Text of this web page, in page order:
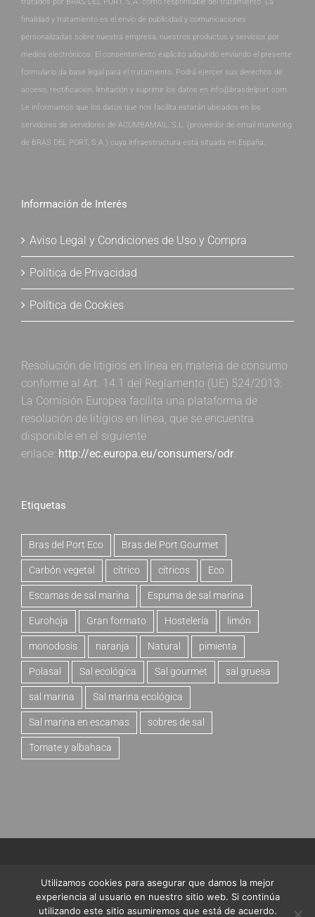
finalidad y tratamiento es el envío de publicidad y comunicaciones
personalizadas sobre nuestra empresa, nuestros productos y servicios por
medios electrónicos. El consentimiento explícito adquirido enviando el presente
formulario da base legal para el tratamiento. Podrá ejercer sus derechos de
acceso, rectificación, limitación y suprimir los datos en info@brasdelport.com.
Le informamos que los datos que nos facilita estarán ubicados en los
servidores de servidores de ACUMBAMAIL, S.L. (proveedor de email marketing
de BRAS DEL PORT, S.A.) cuya infraestructura está situada en España.
Información de Interés
Aviso Legal y Condiciones de Uso y Compra
Política de Privacidad
Política de Cookies
Resolución de litigios en línea en materia de consumo
conforme al Art. 14.1 del Reglamento (UE) 524/2013:
La Comisión Europea facilita una plataforma de
resolución de litigios en línea, que se encuentra
disponible en el siguiente
enlace: http://ec.europa.eu/consumers/odr.
Etiquetas
Bras del Port Eco Bras del Port Gourmet
Carbón vegetal cítrico cítricos Eco
Escamas de sal marina Espuma de sal marina
Eurohoja Gran formato Hostelería limón
monodosis naranja Natural pimienta
Polasal Sal ecológica Sal gourmet sal gruesa
sal marina Sal marina ecológica
Sal marina en escamas sobres de sal
Tomate y albahaca
© Copyright 2017 -2026 | TiendaBras del Port| Todos los
derechos reservados.
Utilizamos cookies para asegurar que damos la mejor
experiencia al usuario en nuestro sitio web. Si continúa
utilizando este sitio asumiremos que está de acuerdo.